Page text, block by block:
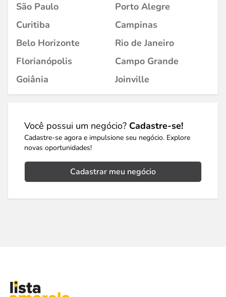
São Paulo
Porto Alegre
Curitiba
Campinas
Belo Horizonte
Rio de Janeiro
Florianópolis
Campo Grande
Goiânia
Joinville
Você possui um negócio? Cadastre-se!
Cadastre-se agora e impulsione seu negócio. Explore
novas oportunidades!
Cadastrar meu negócio